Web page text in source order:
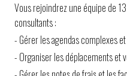
Vous rejoindrez une équipe de
consultants :
- Gérer les agendas complexes
- Organiser les déplacements et